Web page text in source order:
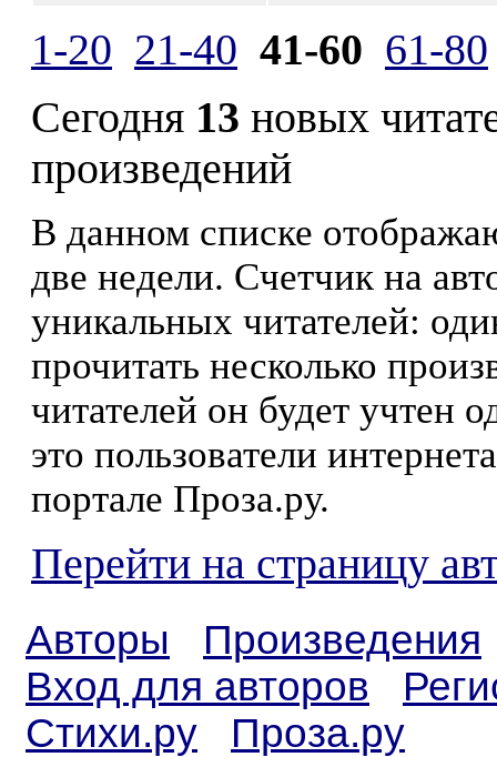
1-20 21-40 41-60 61-80
Сегодня 13 новых
произведений
В данном списке
две недели. Счетчик на
уникальных читателей:
прочитать несколько
читателей он будет учтен
это пользователи
портале Проза.ру.
Перейти на страницу
Авторы
Произведения
Вход для авторов
Стихи.ру
Проза.ру